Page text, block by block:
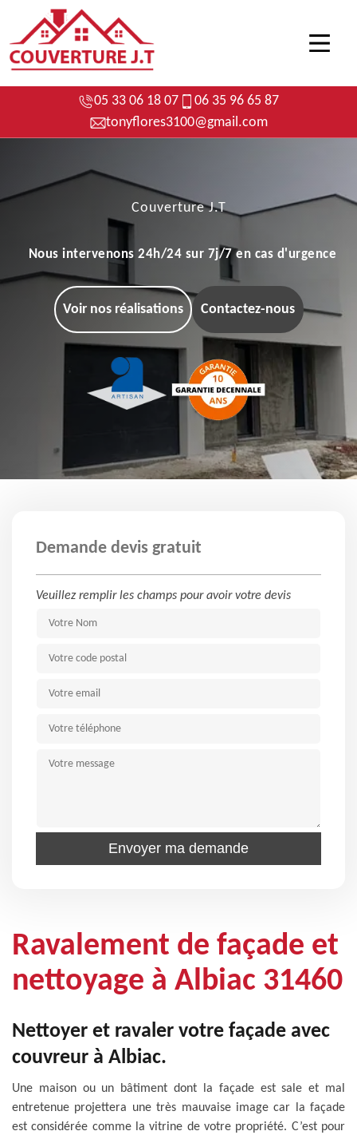
05 33 06 18 07
06 35 96 65 87
tonyflores3100@gmail.com
Couverture J.T
Nous intervenons 24h/24 sur 7j/7 en cas d'urgence
Voir nos réalisations Contactez-nous
Demande devis gratuit
Veuillez remplir les champs pour avoir votre devis
Ravalement de façade et
nettoyage à Albiac 31460
Nettoyer et ravaler votre façade avec
couvreur à Albiac.
Une maison ou un bâtiment dont la façade est sale et mal
entretenue projettera une très mauvaise image car la façade
est considérée comme la vitrine de votre propriété. C’est pour